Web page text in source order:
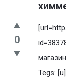
0
Tegs: